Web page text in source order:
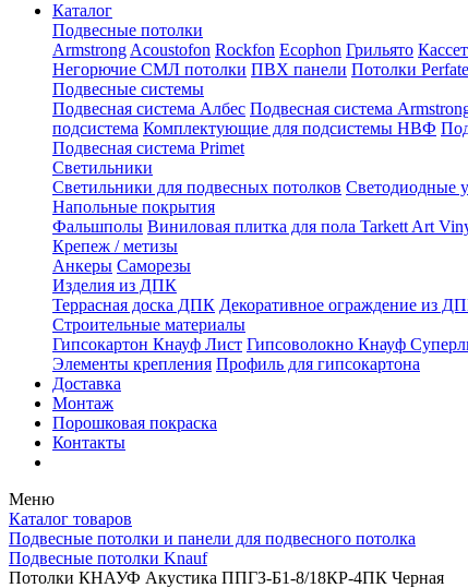
Каталог
Подвесные потолки
Armstrong Acoustofon Rockfon Ecophon Грильято
Негорючие СМЛ потолки ПВХ панели Потолки
Подвесные системы
Подвесная система Албес Подвесная система
подсистема Комплектующие для подсистемы НВФ
Подвесная система Primet
Светильники
Светильники для подвесных потолков Светодиодные
Напольные покрытия
Фальшполы Виниловая плитка для пола Tarkett Art
Крепеж / метизы
Анкеры Саморезы
Изделия из ДПК
Террасная доска ДПК Декоративное ограждение из
Строительные материалы
Гипсокартон Кнауф Лист Гипсоволокно Кнауф
Элементы крепления Профиль для гипсокартона
Доставка
Монтаж
Порошковая покраска
Контакты
Меню
Каталог товаров
Подвесные потолки и панели для подвесного потолка
Подвесные потолки Knauf
Потолки КНАУФ Акустика ППГЗ-Б1-8/18КР-4ПК Черная